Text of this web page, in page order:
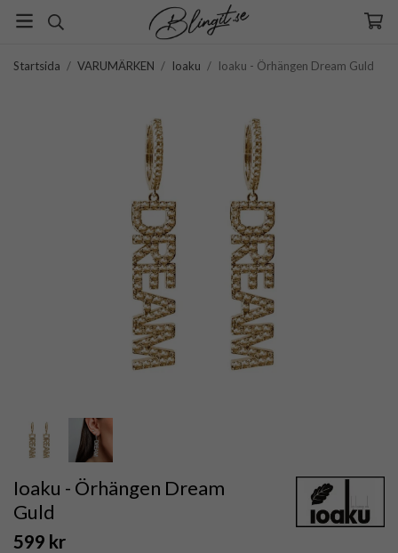
Startsida / VARUMÄRKEN / Ioaku / Ioaku - Örhängen Dream Guld
Ioaku - Örhängen Dream
Guld
599 kr